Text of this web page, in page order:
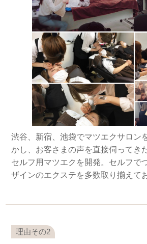
渋谷、新宿、池袋でマツエクサロン
かし、お客さまの声を直接伺ってき
セルフ用マツエクを開発。セルフで
ザインのエクステを多数取り揃えて